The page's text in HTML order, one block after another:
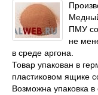
ПМУ
не
в среде аргона.
Товар упакован в
пластиковом ящике
Возможна упаковка